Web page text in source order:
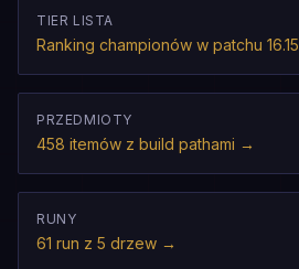
TIER LISTA
Ranking championów w patchu 16.15
PRZEDMIOTY
458 itemów z build pathami →
RUNY
61 run z 5 drzew →